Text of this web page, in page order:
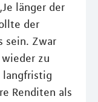
länger der
der
sein. Zwar
zu
langfristig
Renditen als